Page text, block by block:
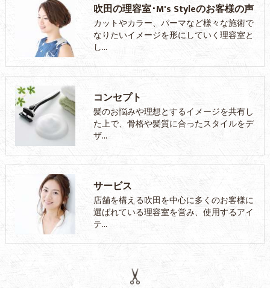
吹田の理容室･M's Styleのお客様の声
カットやカラー、パーマなど様々な施術で
なりたいイメージを形にしていく理容室と
し…
コンセプト
髪のお悩みや理想とするイメージを共有し
た上で、骨格や髪質に合ったスタイルをデ
ザ…
サービス
店舗を構える吹田を中心に多くのお客様に
選ばれている理容室を営み、使用するアイ
テ…